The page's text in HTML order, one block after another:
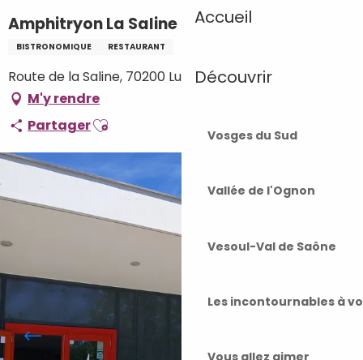
Accueil
Découvrir
Vosges du Sud
Vallée de l'Ognon
Vesoul-Val de Saône
Les incontournables à
Amphitryon La Saline
BISTRONOMIQUE RESTAURANT
Route de la Saline, 70200 Lure
M'y rendre
PartagerAjouter aux favoris